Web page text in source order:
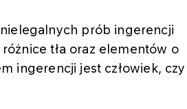
prób ingerencji
tła oraz elementów o
ingerencji jest człowiek, czy